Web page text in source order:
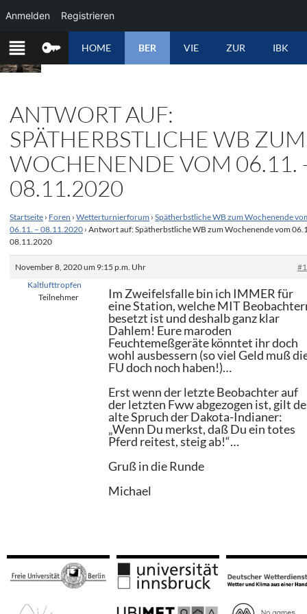
ZUM
INHALT
SPRINGEN
HOME BER VIE ZUR IBK
ANTWORT AUF:
SPÄTHERBSTLICHE WB ZUM
WOCHENENDE VOM 06.11.
08.11.2020
Startseite › Foren › Wetterturnierforum › Spätherbstliche WB zum Wochenende
06.11. – 08.11.2020 › Antwort auf: Spätherbstliche WB zum Wochenende vom
08.11.2020
November 8, 2020 um 9:15 p.m. Uhr
Kaltlufttropfen
Teilnehmer
Im Zweifelsfalle bin ich IMMER für
eine Station, welche MIT
besetzt ist und deshalb ganz klar
Dahlem! Eure maroden
Feuchtemeßgeräte könntet ihr doch
wohl ausbessern (so viel Geld muß
FU doch noch haben!)…
Erst wenn der letzte Beobachter auf
der letzten Fww abgezogen ist, gilt
alte Spruch der Dakota-Indianer:
„Wenn Du merkst, daß Du ein totes
Pferd reitest, steig ab!“…
Gruß in die Runde
Michael
Anmelden Registrieren